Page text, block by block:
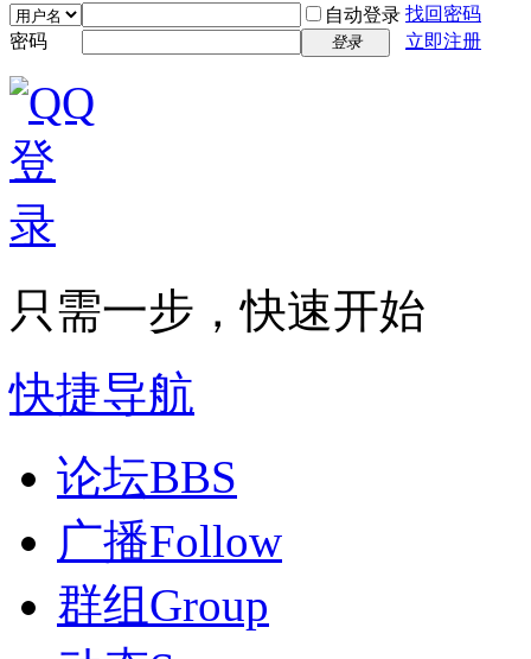
自动登录 找回密码
密码
登录 立即注册
只需一步，快速开始
快捷导航
论坛BBS
广播Follow
群组 Group